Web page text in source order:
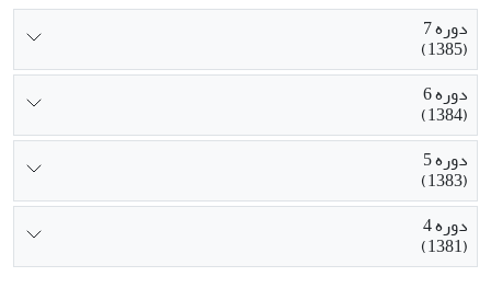
دوره 7
(1385)
دوره 6
(1384)
دوره 5
(1383)
دوره 4
(1381)